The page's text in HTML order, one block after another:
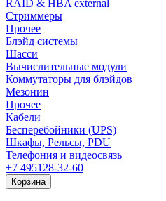
RAID & HBA external
Стриммеры
Прочее
Блэйд системы
Шасси
Вычислительные модули
Коммутаторы для блэйдов
Мезонин
Прочее
Кабели
Бесперебойники (UPS)
Шкафы, Рельсы, PDU
Телефония и видеосвязь
+7 495128-32-60
Корзина